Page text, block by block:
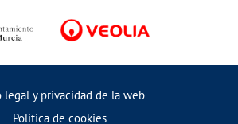
legal y privacidad de la web
Política de cookies